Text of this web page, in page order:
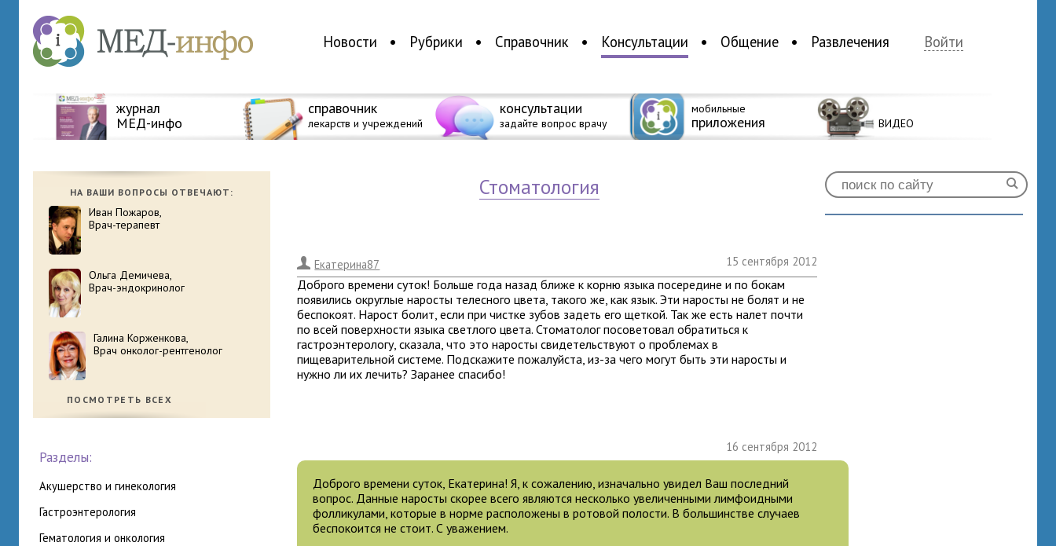
Новости Рубрики Справочник Консультации Общение Развлечения Войти
журнал
МЕД-инфо
справочник
лекарств и учреждений
консультации
задайте вопрос врачу
мобильные
приложения ВИДЕО
НА ВАШИ ВОПРОСЫ ОТВЕЧАЮТ:
Иван Пожаров,
Врач-терапевт
Ольга Демичева,
Врач-эндокринолог
Галина Корженкова,
Врач онколог-рентгенолог
ПОСМОТРЕТЬ ВСЕХ
Разделы:
акушерство и гинекология
гастроэнтерология
гематология и онкология
стоматология
. Екатерина87 15 сентября 2012
Доброго времени суток! Больше года назад ближе к корню языка посередине и по бокам
появились округлые наросты телесного цвета, такого же, как язык. Эти наросты не болят и не
беспокоят. Нарост болит, если при чистке зубов задеть его щеткой. Так же есть налет почти
по всей поверхности языка светлого цвета. Стоматолог посоветовал обратиться к
гастроэнтерологу, сказала, что это наросты свидетельствуют о проблемах в
пищеварительной системе. Подскажите пожалуйста, из-за чего могут быть эти наросты и
нужно ли их лечить? Заранее спасибо!
16 сентября 2012
Доброго времени суток, Екатерина! Я, к сожалению, изначально увидел Ваш последний
вопрос. Данные наросты скорее всего являются несколько увеличенными лимфоидными
фолликулами, которые в норме расположены в ротовой полости. В большинстве случаев
беспокоится не стоит. С уважением.